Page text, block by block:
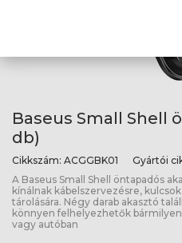
Baseus Small Shell
db)
Cikkszám: ACGGBK01 Gyártói
A Baseus Small Shell öntapadós
kínálnak kábelszervezésre,
tárolására. Négy darab akasztó
könnyen felhelyezhetők
vagy autóban